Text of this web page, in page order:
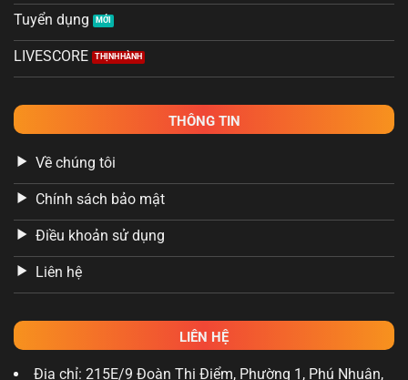
Tuyển dụng
LIVESCORE
THÔNG TIN
Về chúng tôi
Chính sách bảo mật
Điều khoản sử dụng
Liên hệ
LIÊN HỆ
Địa chỉ: 215E/9 Đoàn Thị Điểm, Phường 1, Phú Nhuận,